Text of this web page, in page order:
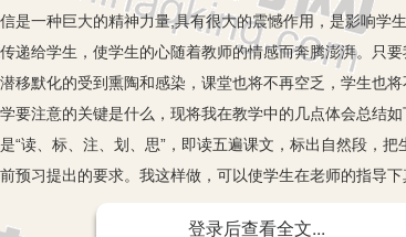
是一种巨大的精神力量,具有很大的震憾作用，是影响学
递给学生，使学生的心随着教师的情感而奔腾澎湃。只
移默化的受到熏陶和感染，课堂也将不再空乏，学生也
要注意的关键是什么，现将我在教学中的几点体会总结如
、标、注、划、思”，即读五遍课文，标出自然段，把
预习提出的要求。我这样做，可以使学生在老师的指导
登录后查看全文...